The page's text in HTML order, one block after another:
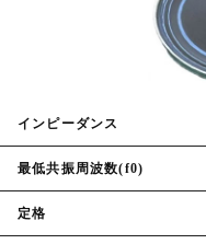
インピーダンス
最低共振周波数(f0)
定格